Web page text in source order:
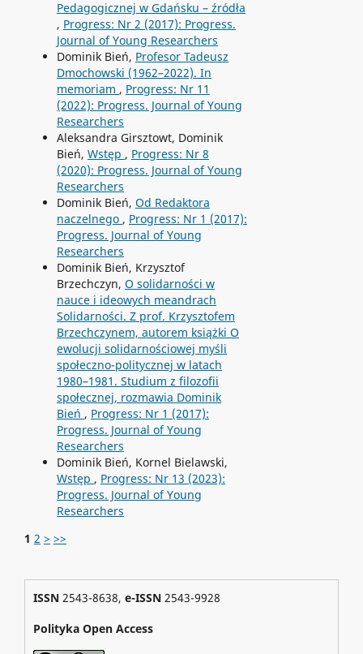
Pedagogicznej w Gdańsku – źródła
, Progress: Nr 2 (2017): Progress.
Journal of Young Researchers
Dominik Bień, Profesor Tadeusz
Dmochowski (1962–2022). In
memoriam , Progress: Nr 11
(2022): Progress. Journal of Young
Researchers
Aleksandra Girsztowt, Dominik
Bień, Wstęp , Progress: Nr 8
(2020): Progress. Journal of Young
Researchers
Dominik Bień, Od Redaktora
naczelnego , Progress: Nr 1 (2017):
Progress. Journal of Young
Researchers
Dominik Bień, Krzysztof
Brzechczyn, O solidarności w
nauce i ideowych meandrach
Solidarności. Z prof. Krzysztofem
Brzechczynem, autorem książki O
ewolucji solidarnościowej myśli
społeczno-politycznej w latach
1980–1981. Studium z filozofii
społecznej, rozmawia Dominik
Bień , Progress: Nr 1 (2017):
Progress. Journal of Young
Researchers
Dominik Bień, Kornel Bielawski,
Wstęp , Progress: Nr 13 (2023):
Progress. Journal of Young
Researchers
1 2 > >>
ISSN2543-8638, e-ISSN 2543-9928
Polityka Open Access